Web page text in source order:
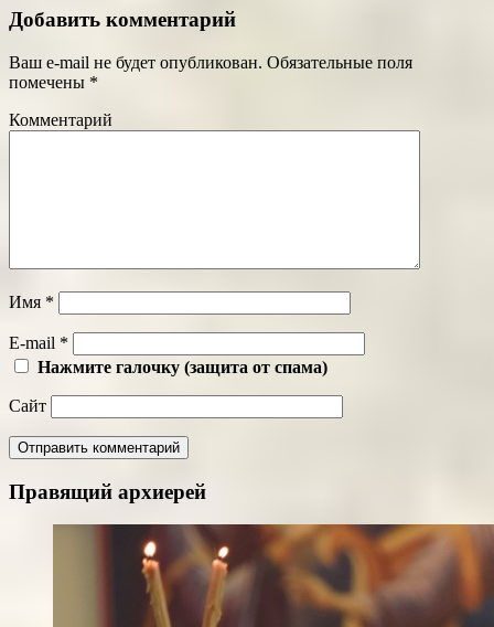
Добавить комментарий
Ваш e-mail не будет опубликован. Обязательные поля
помечены *
Комментарий
Имя *
E-mail *
Нажмите галочку (защита от спама)
Сайт
Правящий архиерей